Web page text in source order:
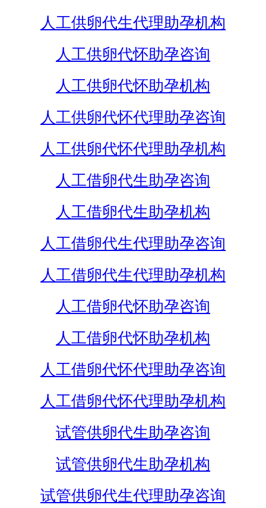
人工供卵代生代理助孕机构
人工供卵代怀助孕咨询
人工供卵代怀助孕机构
人工供卵代怀代理助孕咨询
人工供卵代怀代理助孕机构
人工借卵代生助孕咨询
人工借卵代生助孕机构
人工借卵代生代理助孕咨询
人工借卵代生代理助孕机构
人工借卵代怀助孕咨询
人工借卵代怀助孕机构
人工借卵代怀代理助孕咨询
人工借卵代怀代理助孕机构
试管供卵代生助孕咨询
试管供卵代生助孕机构
试管供卵代生代理助孕咨询